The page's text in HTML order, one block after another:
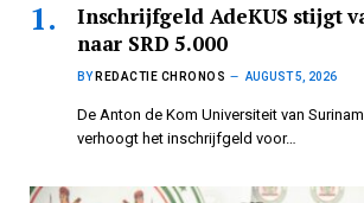
Inschrijfgeld AdeKUS stijgt
naar SRD 5.000
BY REDACTIE CHRONOS AUGUST 5, 2026
De Anton de Kom Universiteit van
verhoogt het inschrijfgeld voor…